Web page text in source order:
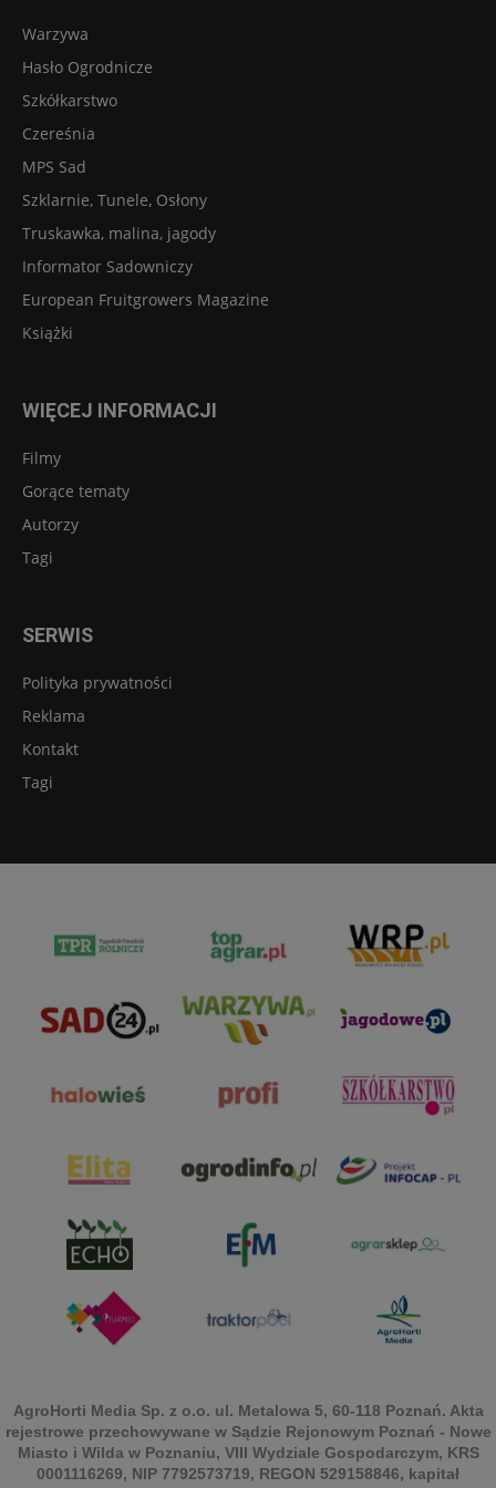
Warzywa
Hasło Ogrodnicze
Szkółkarstwo
Czereśnia
MPS Sad
Szklarnie, Tunele, Osłony
Truskawka, malina, jagody
Informator Sadowniczy
European Fruitgrowers Magazine
Książki
WIĘCEJ INFORMACJI
Filmy
Gorące tematy
Autorzy
Tagi
SERWIS
Polityka prywatności
Reklama
Kontakt
Tagi
AgroHorti Media Sp. z o.o. ul. Metalowa 5, 60-118 Poznań. Akta
rejestrowe przechowywane w Sądzie Rejonowym Poznań - Nowe
Miasto i Wilda w Poznaniu, VIII Wydziale Gospodarczym, KRS
0001116269, NIP 7792573719, REGON 529158846, kapitał